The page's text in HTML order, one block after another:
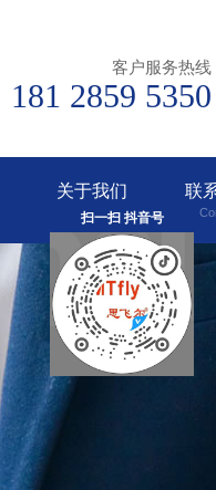
客户服务热线
181 2859 5350
关于我们
Abouts
联
扫一扫 抖音号